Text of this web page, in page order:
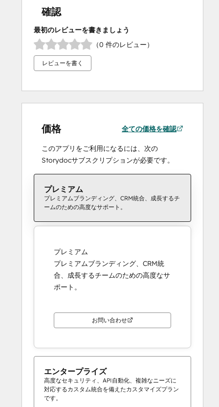
確認
最初のレビューを書きましょう
（0 件のレビュー）
レビューを書く
価格 全ての価格を確認
このアプリをご利用になるには、次の
Storydocサブスクリプションが必要です。
プレミアム
プレミアムブランディング、CRM統合、成長するチ
ームのための高度なサポート。
プレミアム
プレミアムブランディング、CRM統
合、成長するチームのための高度なサ
ポート。
お問い合わせ
エンタープライズ
高度なセキュリティ、API自動化、複雑なニーズに
対応するカスタム統合を備えたカスタマイズプラン
です。